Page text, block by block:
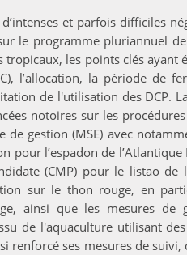
et parfois difficiles
le programme pluriannuel
tropicaux, les points clés ayant
l’allocation, la période de
de l'utilisation des DCP.
notoires sur les
de gestion (MSE) avec
pour l’espadon de l’Atlantique
(CMP) pour le listao de
sur le thon rouge, en
ainsi que les mesures de
de l'aquaculture utilisant
renforcé ses mesures de